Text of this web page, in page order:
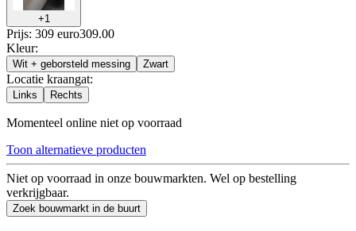
+1
Prijs: 309 euro309.00
Kleur:
Wit + geborsteld messing Zwart
Locatie kraangat:
Links Rechts
Momenteel online niet op voorraad
Toon alternatieve producten
Niet op voorraad in onze bouwmarkten. Wel op bestelling
verkrijgbaar.
Zoek bouwmarkt in de buurt